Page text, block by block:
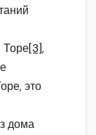
Торе[3],
это
дома